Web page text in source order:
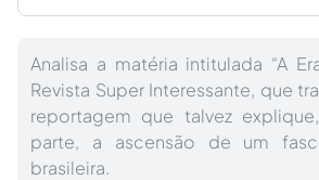
Analisa a matéria intitulada “A
Revista Super Interessante, que
reportagem que talvez
parte, a ascensão de um
brasileira.